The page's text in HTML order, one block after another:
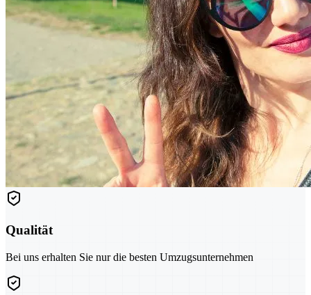
Qualität
Bei uns erhalten Sie nur die besten Umzugsunternehmen